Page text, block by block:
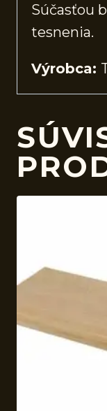
Súčasťou
tesnenia.
Výrobca: